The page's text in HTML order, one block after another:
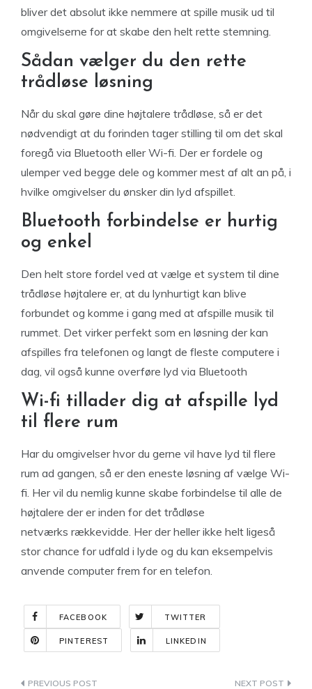
bliver det absolut ikke nemmere at spille musik ud til
omgivelserne for at skabe den helt rette stemning.
Sådan vælger du den rette
trådløse løsning
Når du skal gøre dine højtalere trådløse, så er det
nødvendigt at du forinden tager stilling til om det skal
foregå via Bluetooth eller Wi-fi. Der er fordele og
ulemper ved begge dele og kommer mest af alt an på, i
hvilke omgivelser du ønsker din lyd afspillet.
Bluetooth forbindelse er hurtig
og enkel
Den helt store fordel ved at vælge et system til dine
trådløse højtalere er, at du lynhurtigt kan blive
forbundet og komme i gang med at afspille musik til
rummet. Det virker perfekt som en løsning der kan
afspilles fra telefonen og langt de fleste computere i
dag, vil også kunne overføre lyd via Bluetooth
Wi-fi tillader dig at afspille lyd
til flere rum
Har du omgivelser hvor du gerne vil have lyd til flere
rum ad gangen, så er den eneste løsning af vælge Wi-
fi. Her vil du nemlig kunne skabe forbindelse til alle de
højtalere der er inden for det trådløse
netværks rækkevidde. Her der heller ikke helt ligeså
stor chance for udfald i lyde og du kan eksempelvis
anvende computer frem for en telefon.
FACEBOOK TWITTER
PINTEREST LINKEDIN